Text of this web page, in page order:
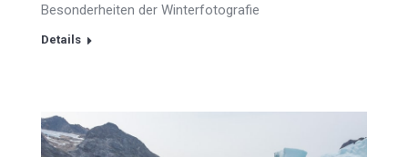
Besonderheiten der Winterfotografie
Details